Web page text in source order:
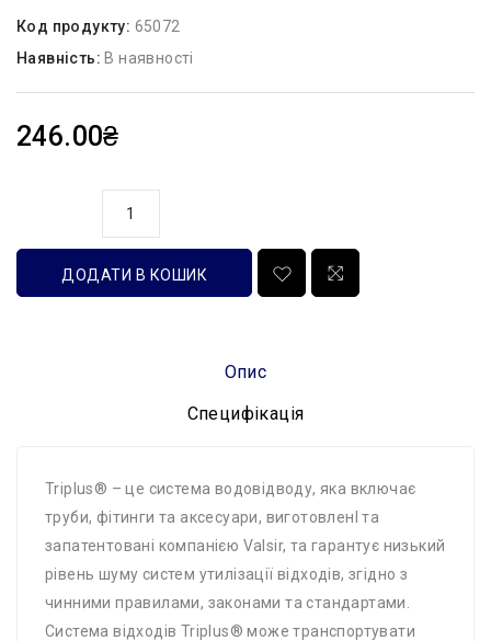
Код продукту: 65072
Наявність: В наявності
246.00₴
ДОДАТИ В КОШИК
Опис
Специфікація
Triplus® – це система водовідводу, яка включає
труби, фітинги та аксесуари, виготовленІ та
запатентовані компанією Valsir, та гарантує низький
рівень шуму систем утилізації відходів, згідно з
чинними правилами, законами та стандартами.
Система відходів Triplus® може транспортувати